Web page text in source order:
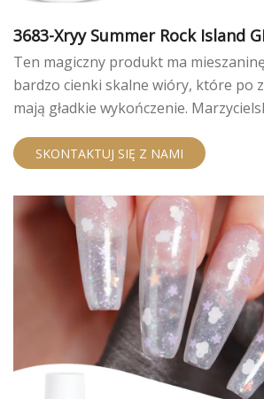
3683-Xryy Summer Rock Island
Ten magiczny produkt ma
bardzo cienki skalne wióry, które po
mają gładkie wykończenie.
paznokcie.
SKONTAKTUJ SIĘ Z NAMI